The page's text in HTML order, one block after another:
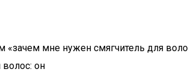
«зачем мне нужен смягчитель для
он